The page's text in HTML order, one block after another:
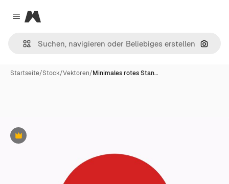
Close menu
Magnific
Nach
Startseite/Stock/Vektoren/Minimales rotes Stan…
Premium